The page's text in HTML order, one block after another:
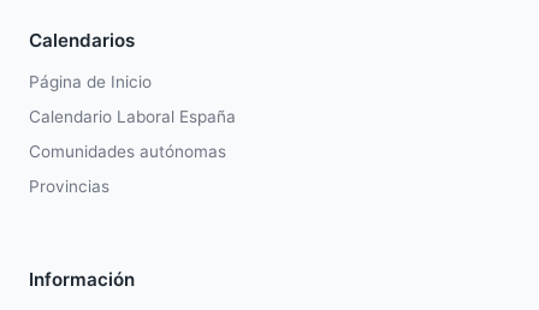
Calendarios
Página de Inicio
Calendario Laboral España
Comunidades autónomas
Provincias
Información